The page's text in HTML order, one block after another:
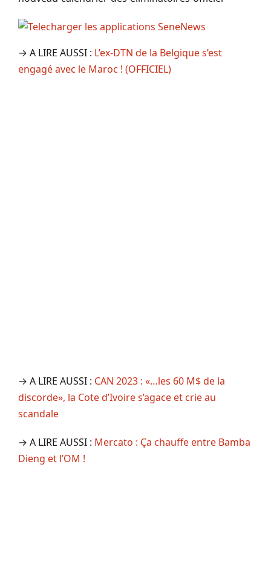
→ A LIRE AUSSI : L’ex-DTN de la Belgique s’est
engagé avec le Maroc ! (OFFICIEL)
→ A LIRE AUSSI : CAN 2023 : «…les 60 M$ de la
discorde», la Cote d’Ivoire s’agace et crie au
scandale
→ A LIRE AUSSI : Mercato : Ça chauffe entre Bamba
Dieng et l’OM !